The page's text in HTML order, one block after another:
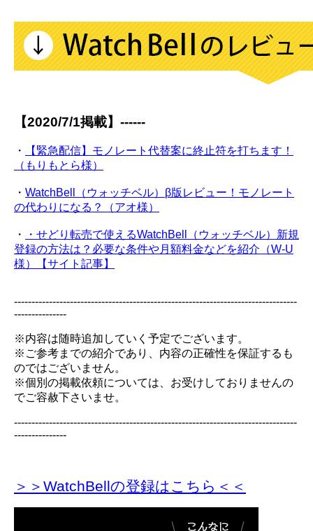
【2020/7/1掲載】------
・
【緊急配信】モノレート代替案に終止符を打ちます！
（もりもとら様）
・ WatchBell（ウォッチベル）β版レビュー！モノレート
の代わりになる？（アオ様）
・
・せどり転売で使えるWatchBell（ウォッチベル）新規
登録の方法は？必要な条件や月額料金などを紹介（W-U
様）【サイト記事】
---------------------------------------------------------------------------------
---------------
※内容は随時追加していく予定でございます。
※ご参考までの紹介であり、内容の正確性を保証するも
のではございません。
※個別の掲載依頼については、お受けしておりませんの
でご容赦下さいませ。
---------------------------------------------------------------------------------
---------------
＞＞WatchBellの登録はこちら＜＜